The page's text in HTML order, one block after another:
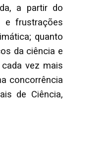
a partir do
e frustrações
quanto
da ciência e
vez mais
concorrência
de Ciência,